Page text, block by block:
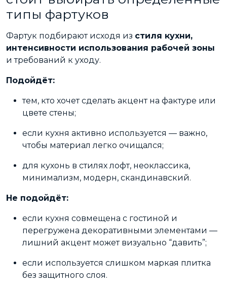
типы фартуков
Фартук подбирают исходя из стиля кухни,
интенсивности использования рабочей зоны
и требований к уходу.
Подойдёт:
тем, кто хочет сделать акцент на фактуре или
цвете стены;
если кухня активно используется — важно,
чтобы материал легко очищался;
для кухонь в стиляхлофт, неоклассика,
минимализм, модерн, скандинавский.
Не подойдёт:
если кухня совмещена с гостиной и
перегружена декоративными элементами —
лишний акцент может визуально “давить”;
если используется слишком маркая плитка
без защитного слоя.